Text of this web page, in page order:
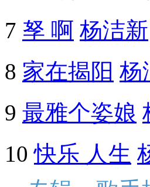
7 孥 啊 杨洁新
8 家在揭阳 杨
9 最雅个姿娘
10 快乐 人生